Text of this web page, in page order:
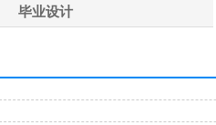
毕业设计